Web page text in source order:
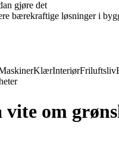
gjøre det
bærekraftige løsninger i
KlærInteriørFriluftsliv
om